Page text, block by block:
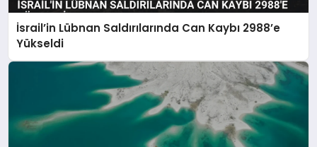
İsrail’in Lübnan Saldırılarında Can Kaybı 2988’e
Yükseldi